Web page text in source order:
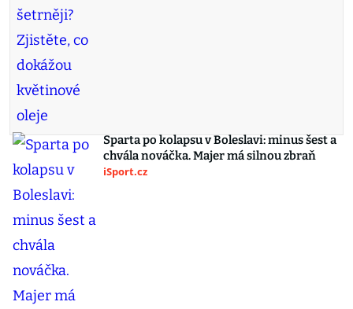
Sparta po kolapsu v Boleslavi: minus šest a
chvála nováčka. Majer má silnou zbraň
iSport.cz